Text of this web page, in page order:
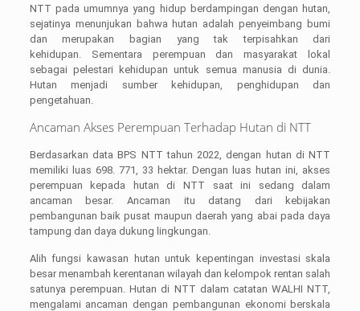
NTT pada umumnya yang hidup berdampingan dengan hutan,
sejatinya menunjukan bahwa hutan adalah penyeimbang bumi
dan merupakan bagian yang tak terpisahkan dari
kehidupan. Sementara perempuan dan masyarakat lokal
sebagai pelestari kehidupan untuk semua manusia di dunia.
Hutan menjadi sumber kehidupan, penghidupan dan
pengetahuan.
Ancaman Akses Perempuan Terhadap Hutan di NTT
Berdasarkan data BPS NTT tahun 2022, dengan hutan di NTT
memiliki luas 698. 771, 33 hektar. Dengan luas hutan ini, akses
perempuan kepada hutan di NTT saat ini sedang dalam
ancaman besar. Ancaman itu datang dari kebijakan
pembangunan baik pusat maupun daerah yang abai pada daya
tampung dan daya dukung lingkungan.
Alih fungsi kawasan hutan untuk kepentingan investasi skala
besar menambah kerentanan wilayah dan kelompok rentan salah
satunya perempuan. Hutan di NTT dalam catatan WALHI NTT,
mengalami ancaman dengan pembangunan ekonomi berskala